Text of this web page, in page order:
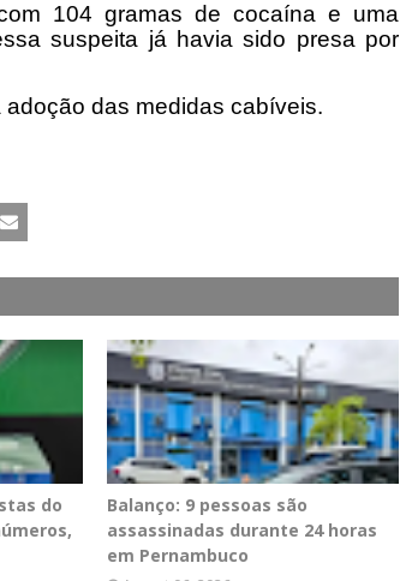
104 gramas de cocaína e uma
suspeita já havia sido presa por
das medidas cabíveis.
do
Balanço: 9 pessoas são
assassinadas durante 24 horas
em Pernambuco